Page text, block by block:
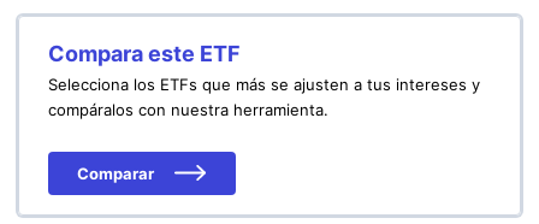
Compara este ETF
Selecciona los ETFs que más se ajusten a tus intereses y
compáralos con nuestra herramienta.
Comparar